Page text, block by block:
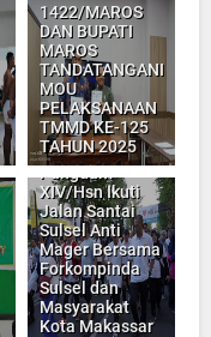
1422/MAROS
DAN BUPATI
MAROS
TANDATANGANI
MOU
PELAKSANAAN
TMMD KE-125
TAHUN 2025
XIV/Hsn Ikuti
Jalan Santai
Sulsel Anti
Mager Bersama
Forkompinda
Sulsel dan
Masyarakat
Kota Makassar